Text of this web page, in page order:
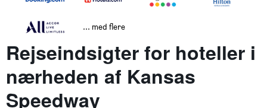
... med flere
Rejseindsigter for hoteller i
nærheden af Kansas
Speedway